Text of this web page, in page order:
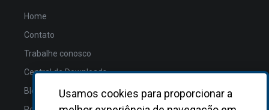
Home
Contato
Trabalhe conosco
Central de Downloads
Blog
Usamos cookies para proporcionar a